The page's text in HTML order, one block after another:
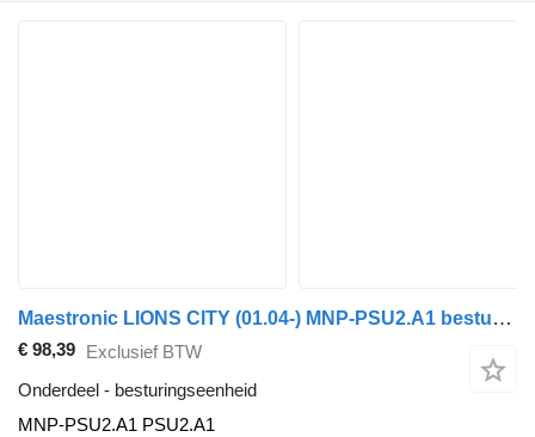
Maestronic LIONS CITY (01.04-) MNP-PSU2.A1 besturingseenheid voor MAN bus
€ 98,39 Exclusief BTW
Onderdeel - besturingseenheid
MNP-PSU2.A1 PSU2.A1